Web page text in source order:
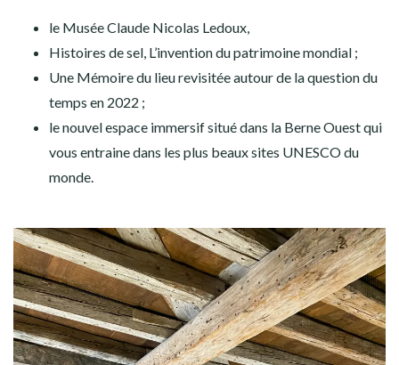
le Musée Claude Nicolas Ledoux,
Histoires de sel, L’invention du patrimoine mondial ;
Une Mémoire du lieu revisitée autour de la question du
temps en 2022 ;
le nouvel espace immersif situé dans la Berne Ouest qui
vous entraine dans les plus beaux sites UNESCO du
monde.